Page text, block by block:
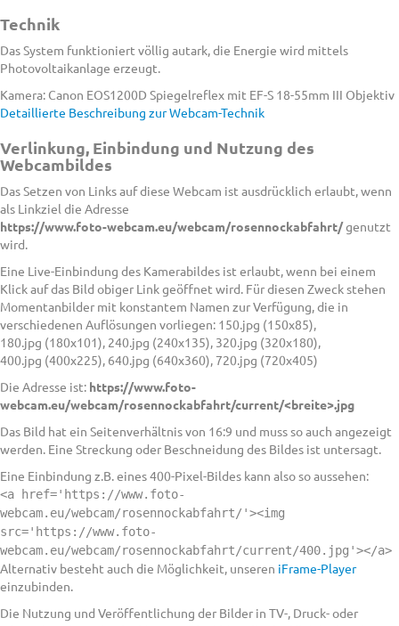
Technik
Das System funktioniert völlig autark, die Energie wird mittels
Photovoltaikanlage erzeugt.
Kamera: Canon EOS1200D Spiegelreflex mit EF-S 18-55mm III Objektiv
Detaillierte Beschreibung zur Webcam-Technik
Verlinkung, Einbindung und Nutzung des
Webcambildes
Das Setzen von Links auf diese Webcam ist ausdrücklich erlaubt, wenn
als Linkziel die Adresse
https://www.foto-webcam.eu/webcam/rosennockabfahrt/genutzt
wird.
Eine Live-Einbindung des Kamerabildes ist erlaubt, wenn bei einem
Klick auf das Bild obiger Link geöffnet wird. Für diesen Zweck stehen
Momentanbilder mit konstantem Namen zur Verfügung, die in
verschiedenen Auflösungen vorliegen: 150.jpg (150x85),
180.jpg (180x101), 240.jpg (240x135), 320.jpg (320x180),
400.jpg (400x225), 640.jpg (640x360), 720.jpg (720x405)
Die Adresse ist: https://www.foto-
webcam.eu/webcam/rosennockabfahrt/current/<breite>.jpg
Das Bild hat ein Seitenverhältnis von 16:9 und muss so auch angezeigt
werden. Eine Streckung oder Beschneidung des Bildes ist untersagt.
Eine Einbindung z.B. eines 400-Pixel-Bildes kann also so aussehen:
<a href='https://www.foto-
webcam.eu/webcam/rosennockabfahrt/'><img
src='https://www.foto-
webcam.eu/webcam/rosennockabfahrt/current/400.jpg'></a>
Alternativ besteht auch die Möglichkeit, unseren iFrame-Player
einzubinden.
Die Nutzung und Veröffentlichung der Bilder in TV-, Druck- oder